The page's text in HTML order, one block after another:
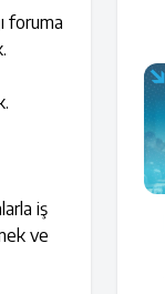
foruma
iş
ve